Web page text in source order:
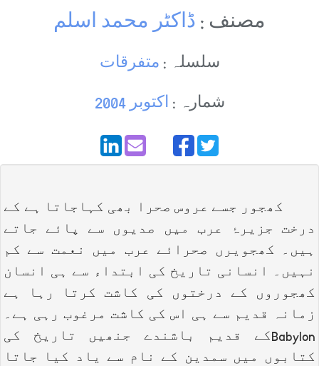
مصنف : ڈاکٹر محمد اسلم
سلسلہ : متفرقات
شمارہ : اکتوبر 2004
کھجور جسے عروس صحرا بھی کہاجاتا ہے کے
درخت جزیرۂ عرب میں صدیوں سے پائے جاتے
ہیں۔ کھجویرں صحرائے عرب میں نعمت سے کم
نہیں۔ انسانی تاریخ کی ابتداء سے ہی انسان
کھجوروں کے درختوں کی کاشت کرتا رہا ہے
زمانہ قدیم سے ہی اس کی کاشت مرغوب رہی ہے۔
Babylonکے قدیم باشندے جنھیں تاریخ کی
کتابوں میں سمدین کے نام سے یاد کیا جاتا